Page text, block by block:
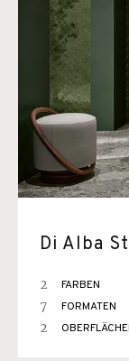
Di Alba
2 FARBEN
7 FORMATEN
2